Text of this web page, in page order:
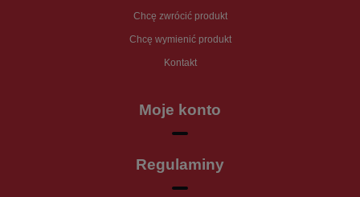
Chcę zwrócić produkt
Chcę wymienić produkt
Kontakt
Moje konto
Regulaminy